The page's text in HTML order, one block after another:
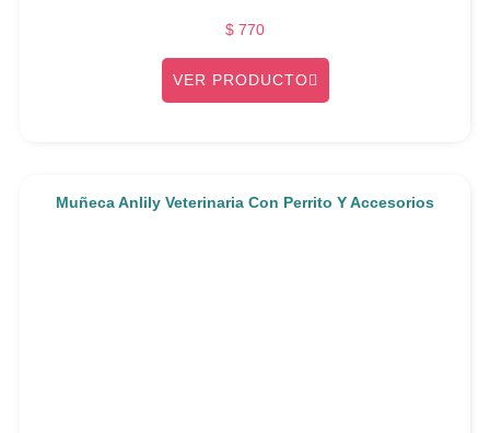
$ 770
VER PRODUCTO
Muñeca Anlily Veterinaria Con Perrito Y Accesorios